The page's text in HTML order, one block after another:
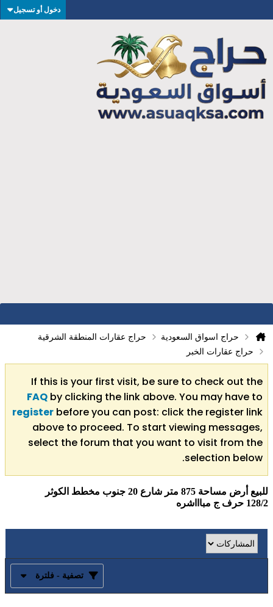
دخول أو تسجيل
حراج اسواق السعودية
حراج عقارات المنطقة الشرقية
حراج عقارات الخبر
If this is your first visit, be sure to check out the
FAQ by clicking the link above. You may have to
register before you can post: click the register link
above to proceed. To start viewing messages,
select the forum that you want to visit from the
selection below.
للبيع أرض مساحة 875 متر شارع 20 جنوب مخطط الكوثر
128/2 حرف ج مباااشره
تصفية - فلترة